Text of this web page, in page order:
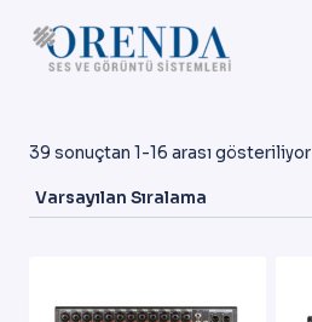
39 sonuçtan 1-16 arası gösteriliyor